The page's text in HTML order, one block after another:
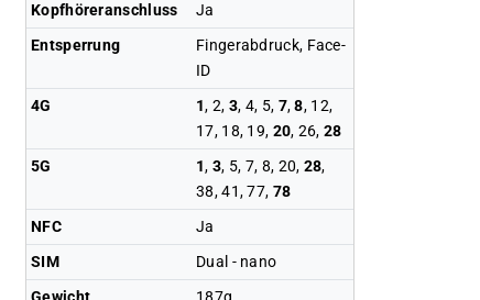
Kopfhöreranschluss
Ja
Entsperrung
Fingerabdruck, Face-
ID
4G
1, 2, 3, 4, 5, 7,8, 12,
17, 18, 19, 20, 26,28
5G
1, 3, 5, 7, 8, 20, 28,
38, 41, 77, 78
NFC
Ja
SIM
Dual - nano